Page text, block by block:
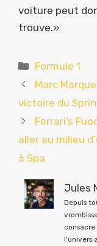
voiture peut
trouve.»
Catégories
Formule 1
Marc
victoire du
Ferrari’s
aller au milieu
à Spa
Jules
Depuis
l'univers